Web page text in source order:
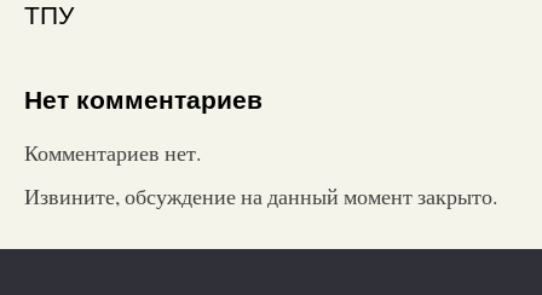
Нет комментариев
Комментариев нет.
Извините, обсуждение на данный момент закрыто.